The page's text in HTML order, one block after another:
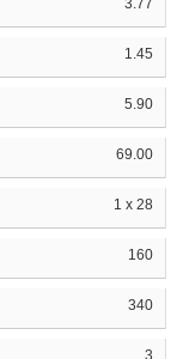
1.45
5.90
69.00
1 x 28
160
340
3